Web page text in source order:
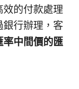
的付款處理
行辦理，客
率中間價的匯